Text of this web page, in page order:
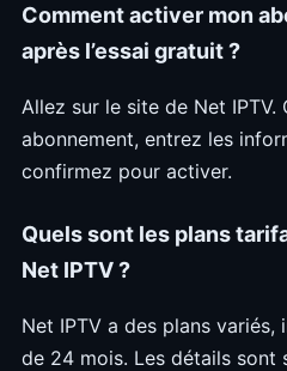
Comment activer mon
après l’essai gratuit ?
Allez sur le site de Net IPTV.
abonnement, entrez les
confirmez pour activer.
Quels sont les plans
Net IPTV ?
Net IPTV a des plans variés,
de 24 mois. Les détails sont